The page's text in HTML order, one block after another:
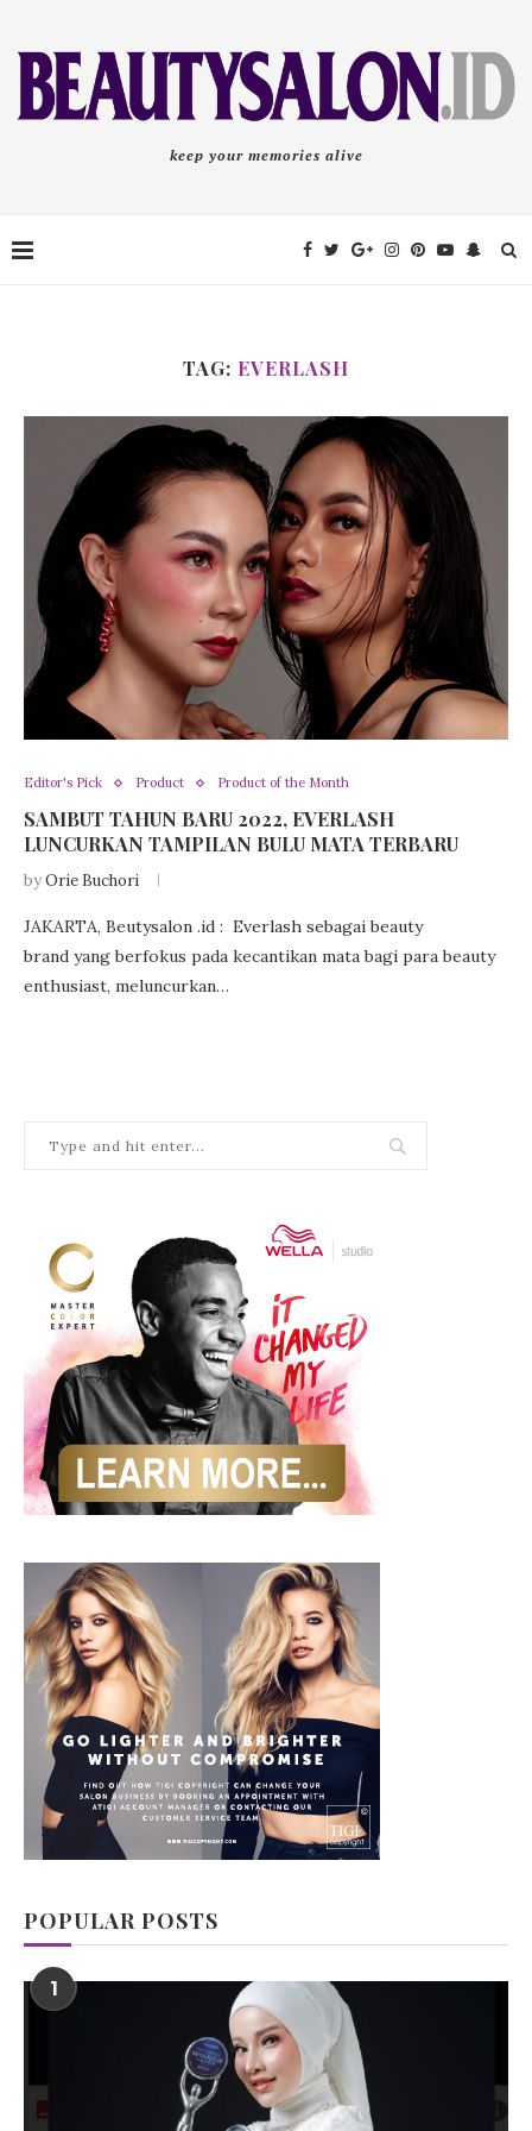
keep your memories alive
TAG: EVERLASH
Editor's Pick Product Product of the Month
SAMBUT TAHUN BARU 2022, EVERLASH
LUNCURKAN TAMPILAN BULU MATA TERBARU
byOrie Buchori
JAKARTA, Beutysalon .id : Everlash sebagai beauty
brand yang berfokus pada kecantikan mata bagi para beauty
enthusiast, meluncurkan…
POPULAR POSTS
1